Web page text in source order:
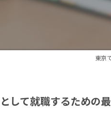
東京
して就職するための